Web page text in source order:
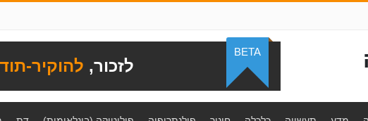
לזכור, להוקיר-
BETA